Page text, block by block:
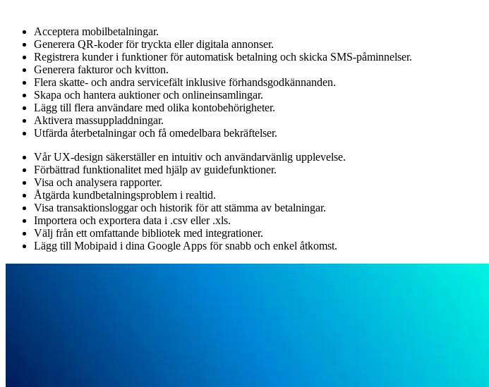
Acceptera mobilbetalningar.
Generera QR-koder för tryckta eller digitala annonser.
Registrera kunder i funktioner för automatisk betalning och skicka SMS-påminnelser.
Generera fakturor och kvitton.
Flera skatte- och andra servicefält inklusive förhandsgodkännanden.
Skapa och hantera auktioner och onlineinsamlingar.
Lägg till flera användare med olika kontobehörigheter.
Aktivera massuppladdningar.
Utfärda återbetalningar och få omedelbara bekräftelser.
Vår UX-design säkerställer en intuitiv och användarvänlig upplevelse.
Förbättrad funktionalitet med hjälp av guidefunktioner.
Visa och analysera rapporter.
Åtgärda kundbetalningsproblem i realtid.
Visa transaktionsloggar och historik för att stämma av betalningar.
Importera och exportera data i .csv eller .xls.
Välj från ett omfattande bibliotek med integrationer.
Lägg till Mobipaid i dina Google Apps för snabb och enkel åtkomst.